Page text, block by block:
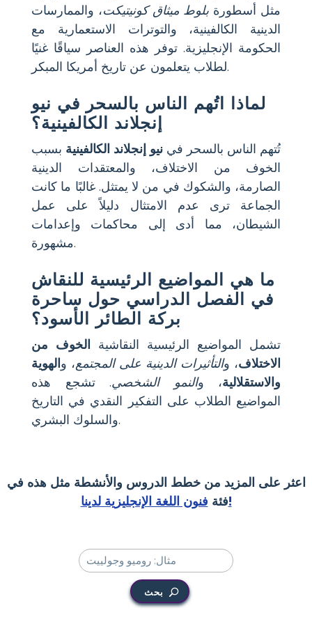
مثل أسطورة بلوط ميثاق كونيتيكت، والممارسات
الدينية الكالفينية، والتوترات الاستعمارية مع
الحكومة الإنجليزية. توفر هذه العناصر سياقًا غنيًا
لطلاب يتعلمون عن تاريخ أمريكا المبكر.
لماذا اتُهم الناس بالسحر في نيو
إنجلاند الكالفينية؟
تُتهم الناس بالسحر في نيو إنجلاند الكالفينية بسبب
الخوف من الاختلاف، والمعتقدات الدينية
الصارمة، والشكوك في من لا يمتثل. غالبًا ما كانت
الجماعة ترى عدم الامتثال دليلاً على عمل
الشيطان، مما أدى إلى محاكمات وإعدامات
مشهورة.
ما هي المواضيع الرئيسية للنقاش
في الفصل الدراسي حول ساحرة
بركة الطائر الأسود؟
تشمل المواضيع الرئيسية النقاشية
الخوف من
الاختلاف، والتأثيرات الدينية على المجتمع، و الهوية
والاستقلالية، والنمو الشخصي. تشجع هذه
المواضيع الطلاب على التفكير النقدي في التاريخ
والسلوك البشري.
اعثر على المزيد من خطط الدروس والأنشطة مثل هذه في
فئةفنون اللغة الإنجليزية لدينا!
بحث